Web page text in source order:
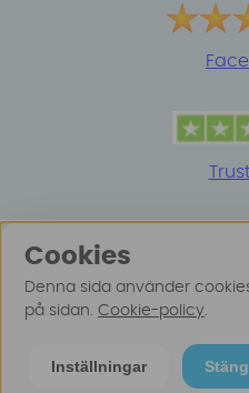
Cookies
Denna sida använder
på sidan. Cookie-policy.
Inställningar